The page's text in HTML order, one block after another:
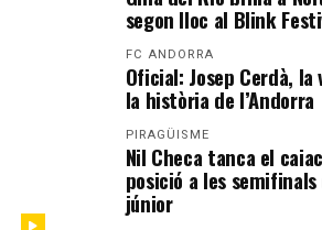
segon lloc al Blink
FC ANDORRA
Oficial: Josep Cerdà,
la història de l’Andorra
PIRAGÜISME
Nil Checa tanca el
posició a les semifinals
júnior